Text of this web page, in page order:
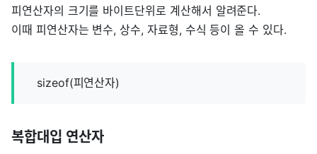
피연산자의 크기를 바이트단위로 계산해서 알려준다.
이때 피연산자는 변수, 상수, 자료형, 수식 등이 올 수 있다.
sizeof(피연산자)
복합대입 연산자